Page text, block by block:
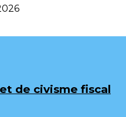
de civisme fiscal